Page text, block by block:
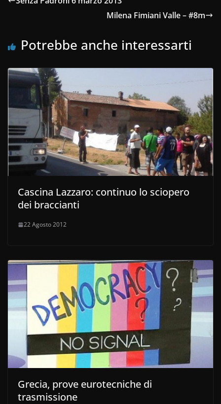
Milena Fimiani Valle – #8m
Potrebbe anche interessarti
Cascina Lazzaro: continuo lo sciopero
dei braccianti
22 Agosto 2012
Grecia, prove eurotecniche di
trasmissione